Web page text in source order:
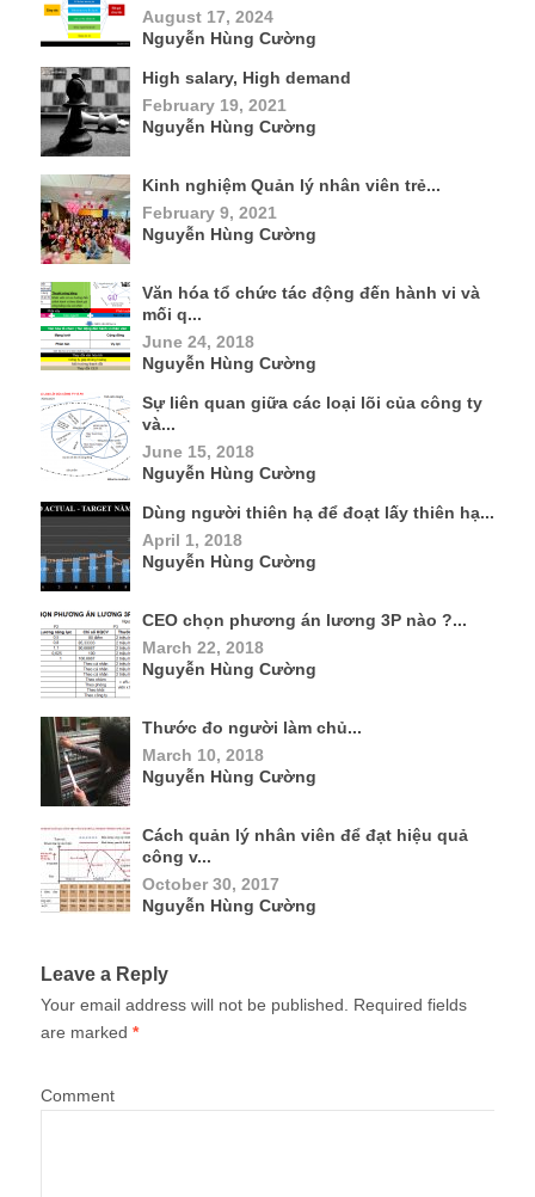
August 17, 2024
Nguyễn Hùng Cường
High salary, High demand
February 19, 2021
Nguyễn Hùng Cường
Kinh nghiệm Quản lý nhân viên trẻ...
February 9, 2021
Nguyễn Hùng Cường
Văn hóa tổ chức tác động đến hành vi và
mối q...
June 24, 2018
Nguyễn Hùng Cường
Sự liên quan giữa các loại lõi của công ty
và...
June 15, 2018
Nguyễn Hùng Cường
Dùng người thiên hạ để đoạt lấy thiên hạ...
April 1, 2018
Nguyễn Hùng Cường
CEO chọn phương án lương 3P nào ?...
March 22, 2018
Nguyễn Hùng Cường
Thước đo người làm chủ...
March 10, 2018
Nguyễn Hùng Cường
Cách quản lý nhân viên để đạt hiệu quả
công v...
October 30, 2017
Nguyễn Hùng Cường
Leave a Reply
Your email address will not be published.
Required fields
are marked *
Comment